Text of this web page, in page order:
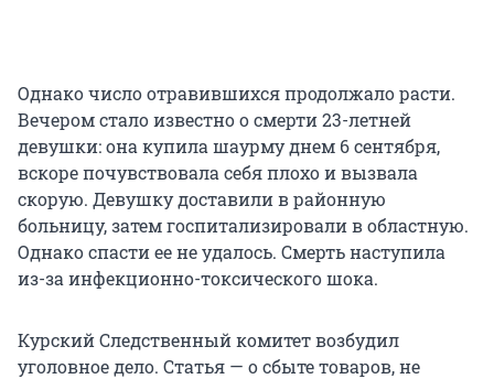
Однако число отравившихся продолжало расти.
Вечером стало известно о смерти 23-летней
девушки: она купила шаурму днем 6 сентября,
вскоре почувствовала себя плохо и вызвала
скорую. Девушку доставили в районную
больницу, затем госпитализировали в областную.
Однако спасти ее не удалось. Смерть наступила
из-за инфекционно-токсического шока.
Курский Следственный комитет возбудил
уголовное дело. Статья — о сбыте товаров, не